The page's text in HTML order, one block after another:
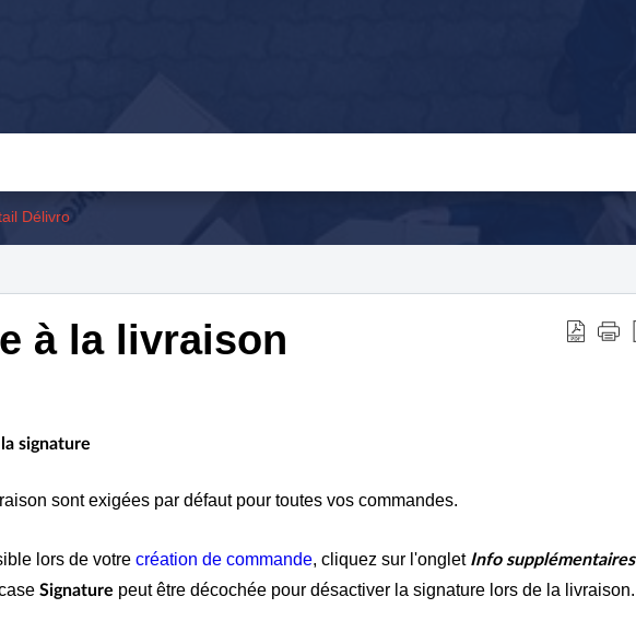
Délivro
à la livraison
signature
sont exigées par défaut pour toutes vos commandes.
lors de votre création de commande, cliquez sur l'onglet Info supplémentaires
Signature peut être décochée pour désactiver la signature lors de la livraison.